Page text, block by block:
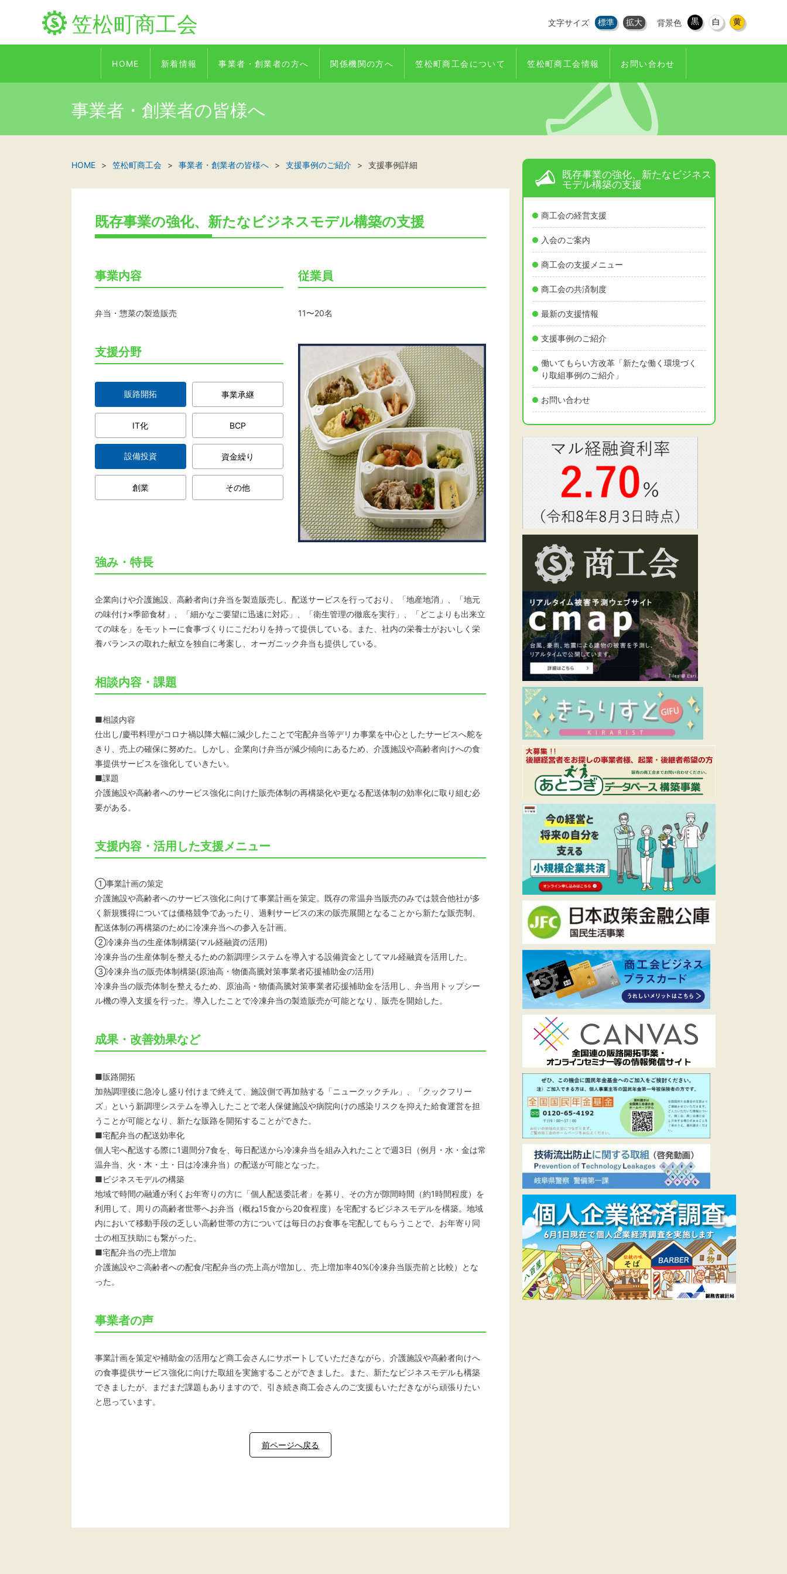
笠松町商工会 文字サイズ 標準 拡大 背景色 黒 白 黄
HOME 新着情報 事業者・創業者の方へ 関係機関の方へ 笠松町商工会について 笠松町商工会情報 お問い合わせ
事業者・創業者の皆様へ
既存事業の強化、新たなビジネス
モデル構築の支援
商工会の経営支援
入会のご案内
商工会の支援メニュー
商工会の共済制度
最新の支援情報
支援事例のご紹介
働いてもらい方改革「新たな働く環境づく
り取組事例のご紹介」
お問い合わせ
HOME 笠松町商工会 事業者・創業者の皆様へ 支援事例のご紹介 支援事例詳細
既存事業の強化、新たなビジネスモデル構築の支援
事業内容
弁当・惣菜の製造販売
従業員
11〜20名
支援分野
販路開拓 事業承継
IT化 BCP
設備投資 資金繰り
創業 その他
強み・特長
企業向けや介護施設、高齢者向け弁当を製造販売し、配送サービスを行っており、「地産地消」、「地元
の味付け×季節食材」、「細かなご要望に迅速に対応」、「衛生管理の徹底を実行」、「どこよりも出来立
ての味を」をモットーに食事づくりにこだわりを持って提供している。また、社内の栄養士がおいしく栄
養バランスの取れた献立を独自に考案し、オーガニック弁当も提供している。
相談内容・課題
■相談内容
仕出し/慶弔料理がコロナ禍以降大幅に減少したことで宅配弁当等デリカ事業を中心としたサービスへ舵を
きり、売上の確保に努めた。しかし、企業向け弁当が減少傾向にあるため、介護施設や高齢者向けへの食
事提供サービスを強化していきたい。
■課題
介護施設や高齢者へのサービス強化に向けた販売体制の再構築化や更なる配送体制の効率化に取り組む必
要がある。
支援内容・活用した支援メニュー
①事業計画の策定
介護施設や高齢者へのサービス強化に向けて事業計画を策定。既存の常温弁当販売のみでは競合他社が多
く新規獲得については価格競争であったり、過剰サービスの末の販売展開となることから新たな販売制、
配送体制の再構築のために冷凍弁当への参入を計画。
②冷凍弁当の生産体制構築(マル経融資の活用)
冷凍弁当の生産体制を整えるための新調理システムを導入する設備資金としてマル経融資を活用した。
③冷凍弁当の販売体制構築(原油高・物価高騰対策事業者応援補助金の活用)
冷凍弁当の販売体制を整えるため、原油高・物価高騰対策事業者応援補助金を活用し、弁当用トップシー
ル機の導入支援を行った。導入したことで冷凍弁当の製造販売が可能となり、販売を開始した。
成果・改善効果など
■販路開拓
加熱調理後に急冷し盛り付けまで終えて、施設側で再加熱する「ニュークックチル」、「クックフリー
ズ」という新調理システムを導入したことで老人保健施設や病院向けの感染リスクを抑えた給食運営を担
うことが可能となり、新たな販路を開拓することができた。
■宅配弁当の配送効率化
個人宅へ配送する際に1週間分7食を、毎日配送から冷凍弁当を組み入れたことで週3日（例月・水・金は常
温弁当、火・木・土・日は冷凍弁当）の配送が可能となった。
■ビジネスモデルの構築
地域で時間の融通が利くお年寄りの方に「個人配送委託者」を募り、その方が隙間時間（約1時間程度）を
利用して、周りの高齢者世帯へお弁当（概ね15食から20食程度）を宅配するビジネスモデルを構築。地域
内において移動手段の乏しい高齢世帯の方については毎日のお食事を宅配してもらうことで、お年寄り同
士の相互扶助にも繋がった。
■宅配弁当の売上増加
介護施設やご高齢者への配食/宅配弁当の売上高が増加し、売上増加率40%(冷凍弁当販売前と比較）とな
った。
事業者の声
事業計画を策定や補助金の活用など商工会さんにサポートしていただきながら、介護施設や高齢者向けへ
の食事提供サービス強化に向けた取組を実施することができました。また、新たなビジネスモデルも構築
できましたが、まだまだ課題もありますので、引き続き商工会さんのご支援もいただきながら頑張りたい
と思っています。
前ページへ戻る